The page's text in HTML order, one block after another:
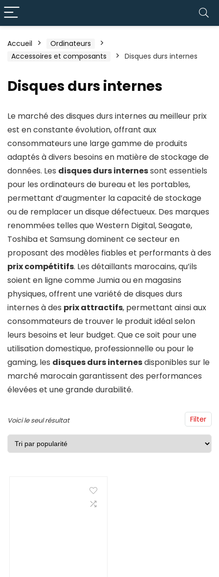
Accueil
Ordinateurs
Accessoires et composants
Disques durs internes
Disques durs internes
Le marché des disques durs internes au meilleur prix
est en constante évolution, offrant aux
consommateurs une large gamme de produits
adaptés à divers besoins en matière de stockage de
données. Les disques durs internessont essentiels
pour les ordinateurs de bureau et les portables,
permettant d’augmenter la capacité de stockage
ou de remplacer un disque défectueux. Des marques
renommées telles que Western Digital, Seagate,
Toshiba et Samsung dominent ce secteur en
proposant des modèles fiables et performants à des
prix compétitifs. Les détaillants marocains, qu’ils
soient en ligne comme Jumia ou en magasins
physiques, offrent une variété de disques durs
internes à des prix attractifs, permettant ainsi aux
consommateurs de trouver le produit idéal selon
leurs besoins et leur budget. Que ce soit pour une
utilisation domestique, professionnelle ou pour le
gaming, les disques durs internesdisponibles sur le
marché marocain garantissent des performances
élevées et une grande durabilité.
Filter
Voici le seul résultat